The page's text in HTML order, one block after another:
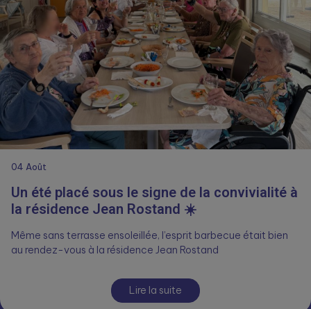
04 Août
Un été placé sous le signe de la convivialité à
la résidence Jean Rostand ☀️
Même sans terrasse ensoleillée, l’esprit barbecue était bien
au rendez-vous à la résidence Jean Rostand
Lire la suite